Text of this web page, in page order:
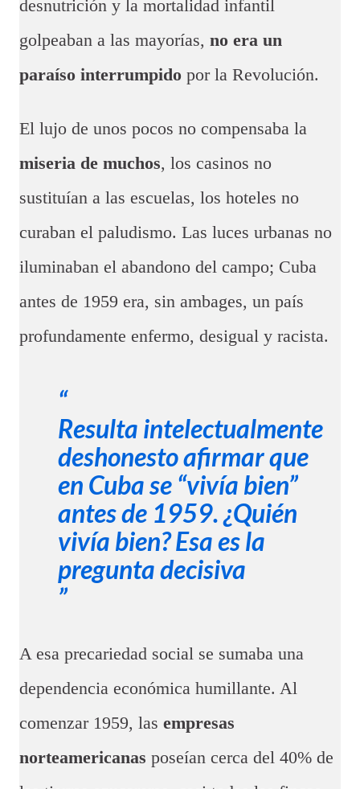
desnutrición y la mortalidad infantil
golpeaban a las mayorías, no era un
paraíso interrumpido por la Revolución.
El lujo de unos pocos no compensaba la
miseria de muchos, los casinos no
sustituían a las escuelas, los hoteles no
curaban el paludismo. Las luces urbanas no
iluminaban el abandono del campo; Cuba
antes de 1959 era, sin ambages, un país
profundamente enfermo, desigual y racista.
Resulta intelectualmente
deshonesto afirmar que
en Cuba se “vivía bien”
antes de 1959. ¿Quién
vivía bien? Esa es la
pregunta decisiva
A esa precariedad social se sumaba una
dependencia económica humillante. Al
comenzar 1959, las empresas
norteamericanas poseían cerca del 40% de